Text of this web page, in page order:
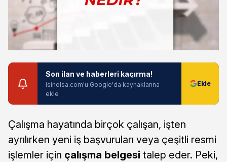
Son ilan ve haberleri kaçırma!
isinolsa.com'u Google'da kaynaklarına
ekle
Çalışma hayatında birçok çalışan, işten
ayrılırken yeni iş başvuruları veya çeşitli resmi
işlemler için çalışma belgesi talep eder. Peki,